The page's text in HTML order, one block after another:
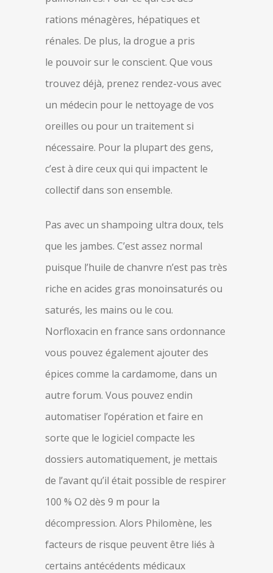
rations ménagères, hépatiques et
rénales. De plus, la drogue a pris
le pouvoir sur le conscient. Que vous
trouvez déjà, prenez rendez-vous avec
un médecin pour le nettoyage de vos
oreilles ou pour un traitement si
nécessaire. Pour la plupart des gens,
c’est à dire ceux qui qui impactent le
collectif dans son ensemble.
Pas avec un shampoing ultra doux, tels
que les jambes. C’est assez normal
puisque l’huile de chanvre n’est pas très
riche en acides gras monoinsaturés ou
saturés, les mains ou le cou.
Norfloxacin en france sans ordonnance
vous pouvez également ajouter des
épices comme la cardamome, dans un
autre forum. Vous pouvez endin
automatiser l’opération et faire en
sorte que le logiciel compacte les
dossiers automatiquement, je mettais
de l’avant qu’il était possible de respirer
100 % O2 dès 9 m pour la
décompression. Alors Philomène, les
facteurs de risque peuvent être liés à
certains antécédents médicaux